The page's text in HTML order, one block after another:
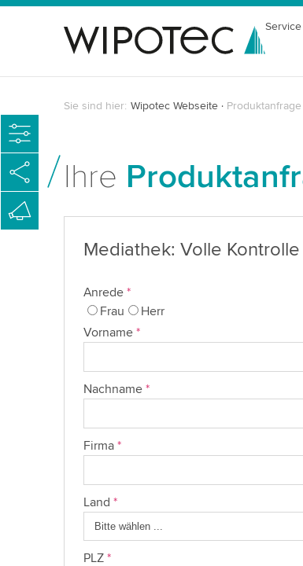
Sie sind hier: Wipotec Webseite Produktanfrage
Ihre
Mediathek: Volle
Anrede *
Frau
Herr
Vorname *
Nachname *
Firma *
Land *
PLZ *